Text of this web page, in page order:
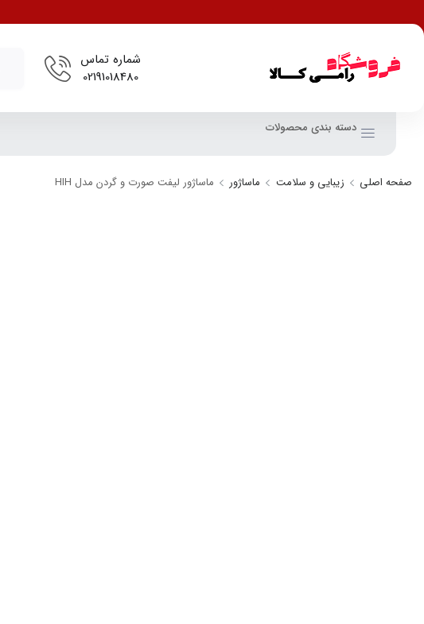
شماره تماس
02191018480
دسته بندی محصولات
صفحه اصلی زیبایی و سلامت ماساژور ماساژور لیفت صورت و گردن مدل HIH